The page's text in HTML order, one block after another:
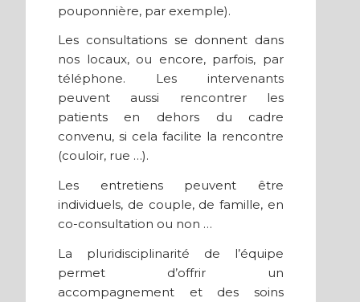
pouponnière, par exemple).
Les consultations se donnent dans
nos locaux, ou encore, parfois, par
téléphone. Les intervenants
peuvent aussi rencontrer les
patients en dehors du cadre
convenu, si cela facilite la rencontre
(couloir, rue …).
Les entretiens peuvent être
individuels, de couple, de famille, en
co-consultation ou non …
La pluridisciplinarité de l’équipe
permet d’offrir un
accompagnement et des soins